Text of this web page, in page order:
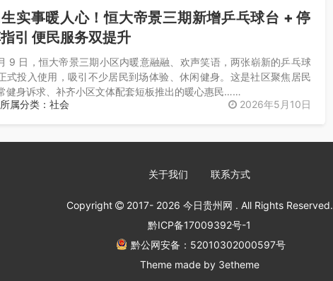
实事暖人心！恒大帝景三期新增乒乓球台 + 停
引 便民服务双提升
9 日，恒大帝景三期小区内暖意融融、欢声笑语，两张崭新的乒乓球
式投入使用，吸引不少居民到场体验、休闲健身。这是社区聚焦居民
健身诉求、补齐小区文体配套短板推出的暖心惠民……
所属分类：社会
2026年5月10日
关于我们 联系方式
Copyright 2017- 2026 今日贵州网 . All Rights Reserved.
黔ICP备17009392号-1
黔公网安备：52010302000597号
Theme made by 3etheme